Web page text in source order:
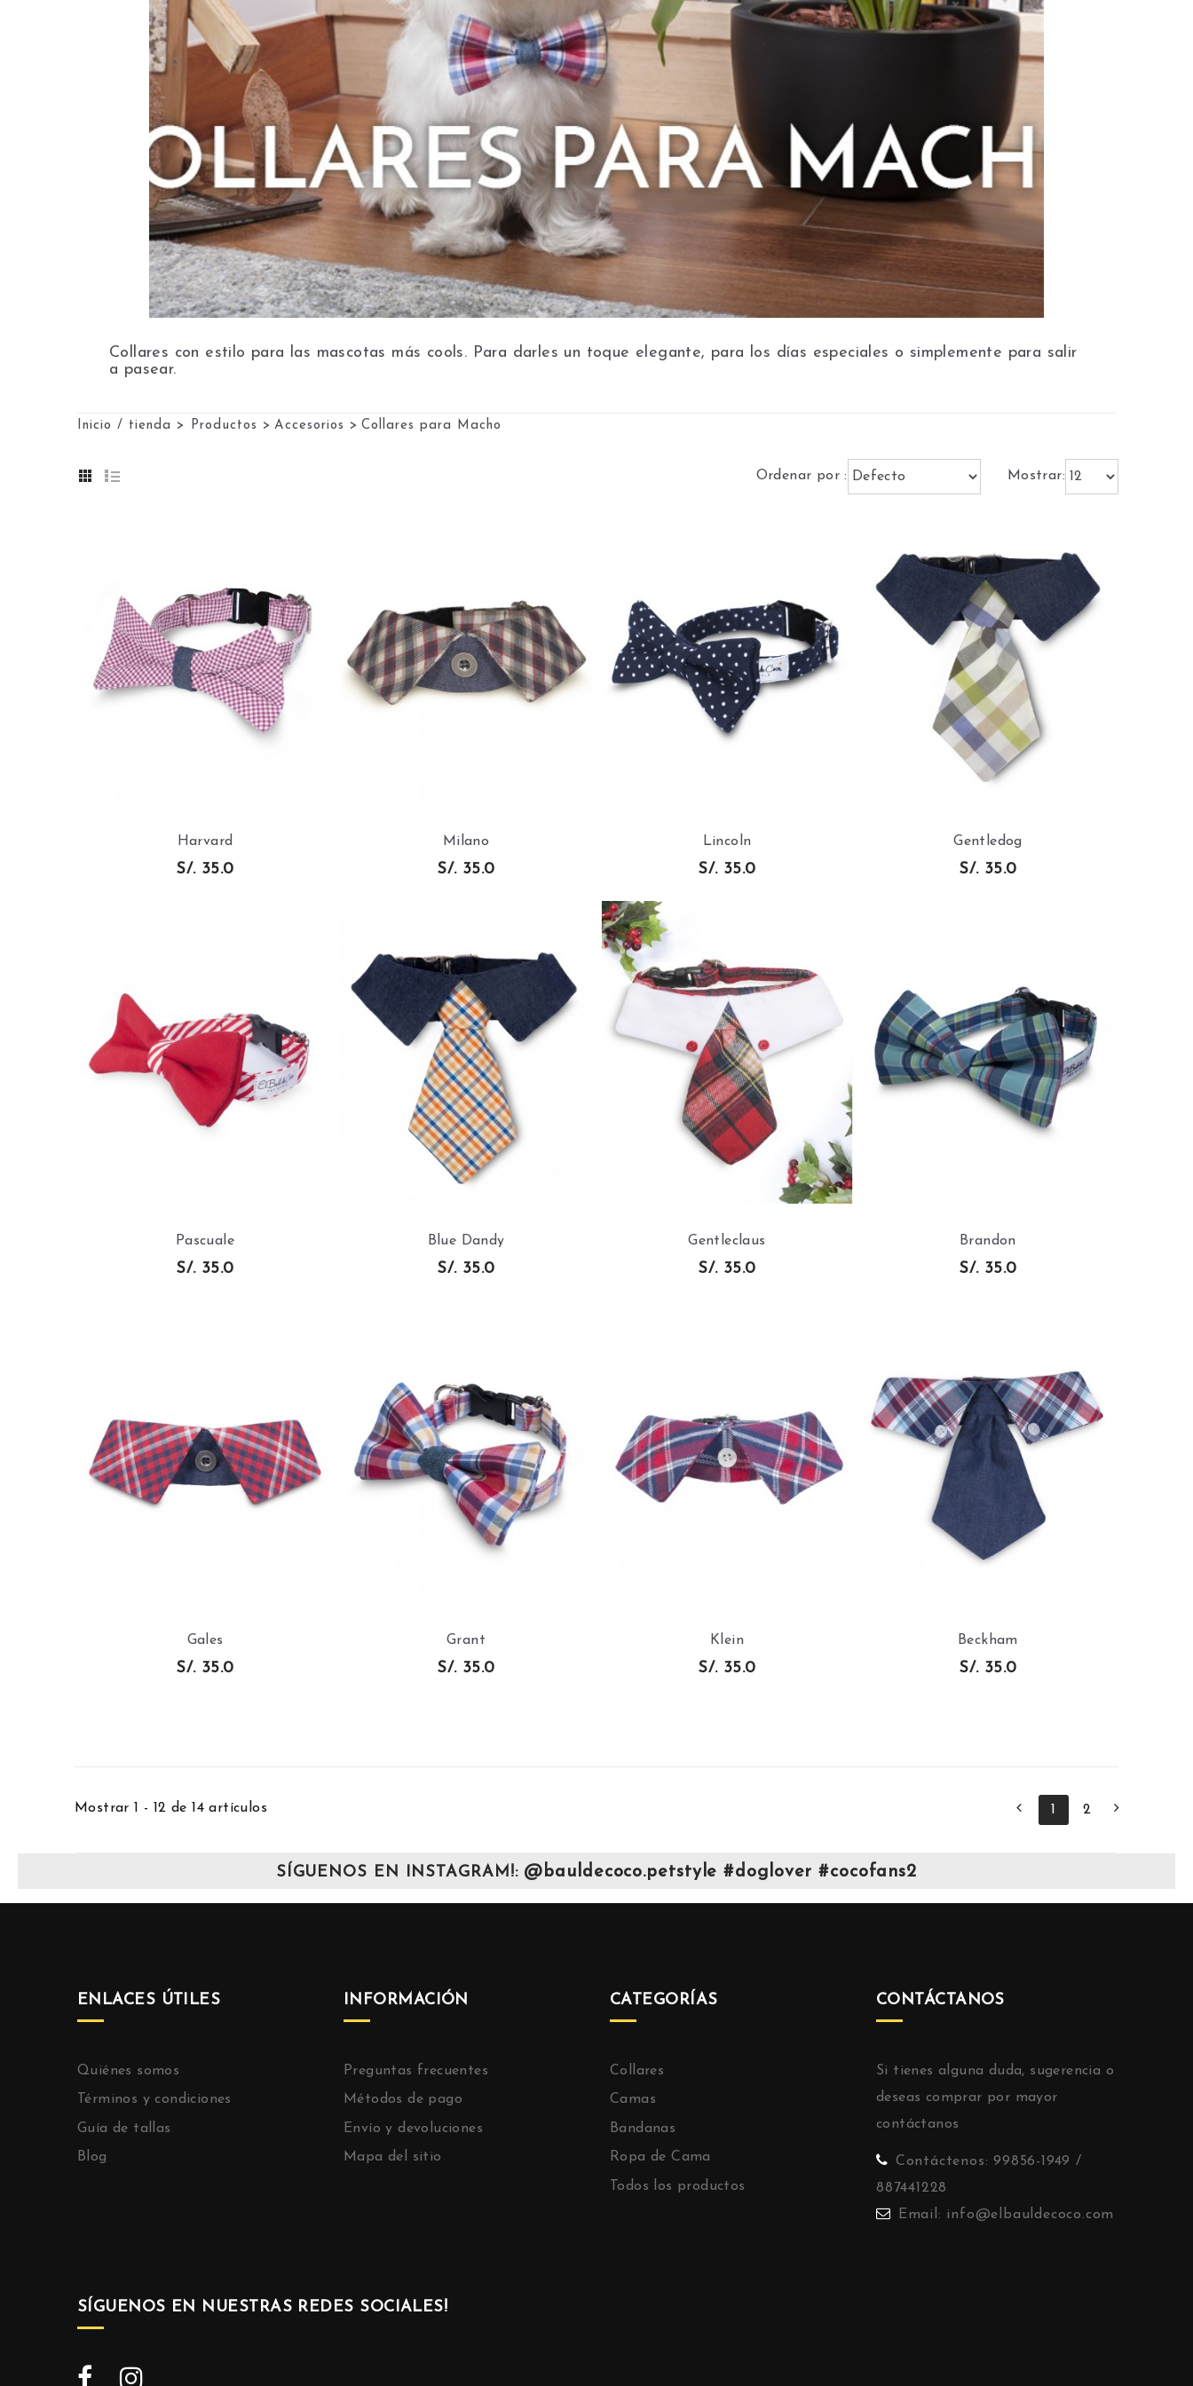
Collares con estilo para las mascotas más cools. Para darles un toque elegante, para los días especiales o simplemente para salir
a pasear.
Inicio / tienda > Productos > Accesorios > Collares para Macho
Ordenar por : Mostrar:
Harvard
S/. 35.0
Milano
S/. 35.0
CARRITO
Lincoln
S/. 35.0
Gentledog
S/. 35.0
Pascuale
S/. 35.0
Blue Dandy
S/. 35.0
Gentleclaus
S/. 35.0
Brandon
S/. 35.0
Gales
S/. 35.0
Grant
S/. 35.0
Klein
S/. 35.0
Beckham
S/. 35.0
1 2
Mostrar 1 - 12 de 14 artículos
SÍGUENOS EN INSTAGRAM!: @bauldecoco.petstyle #doglover #cocofans2
ENLACES ÚTILES
Quiénes somos
Términos y condiciones
Guía de tallas
Blog
INFORMACIÓN
Preguntas frecuentes
Métodos de pago
Envío y devoluciones
Mapa del sitio
CATEGORÍAS
Collares
Camas
Bandanas
Ropa de Cama
Todos los productos
CONTÁCTANOS
Si tienes alguna duda, sugerencia o
deseas comprar por mayor
contáctanos
Contáctenos:99856-1949 /
887441228
Email: info@elbauldecoco.com
SÍGUENOS EN NUESTRAS REDES SOCIALES!